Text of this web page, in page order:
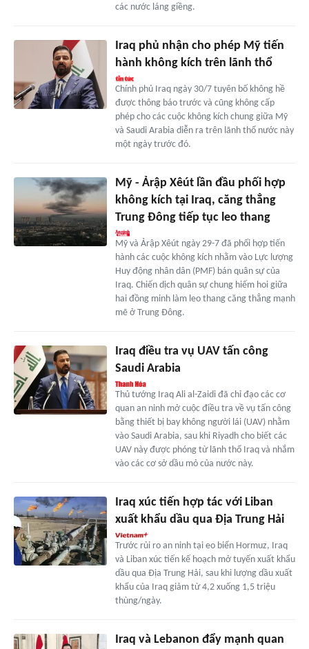
các nước láng giềng.
Iraq phủ nhận cho phép Mỹ tiến
hành không kích trên lãnh thổ
Chính phủ Iraq ngày 30/7 tuyên bố không hề
được thông báo trước và cũng không cấp
phép cho các cuộc không kích chung giữa Mỹ
và Saudi Arabia diễn ra trên lãnh thổ nước này
một ngày trước đó.
Mỹ - Ảrập Xêút lần đầu phối hợp
không kích tại Iraq, căng thẳng
Trung Đông tiếp tục leo thang
Mỹ và Ảrập Xêút ngày 29-7 đã phối hợp tiến
hành các cuộc không kích nhằm vào Lực lượng
Huy động nhân dân (PMF) bán quân sự của
Iraq. Chiến dịch quân sự chung hiếm hoi giữa
hai đồng minh làm leo thang căng thẳng mạnh
mẽ ở Trung Đông.
Iraq điều tra vụ UAV tấn công
Saudi Arabia
Thủ tướng Iraq Ali al-Zaidi đã chỉ đạo các cơ
quan an ninh mở cuộc điều tra về vụ tấn công
bằng thiết bị bay không người lái (UAV) nhằm
vào Saudi Arabia, sau khi Riyadh cho biết các
UAV này được phóng từ lãnh thổ Iraq và nhắm
vào các cơ sở dầu mỏ của nước này.
Iraq xúc tiến hợp tác với Liban
xuất khẩu dầu qua Địa Trung Hải
Trước rủi ro an ninh tại eo biển Hormuz, Iraq
và Liban xúc tiến kế hoạch mở tuyến xuất khẩu
dầu qua Địa Trung Hải, sau khi lượng dầu xuất
khẩu của Iraq giảm từ 4,2 xuống 1,5 triệu
thùng/ngày.
Iraq và Lebanon đẩy mạnh quan